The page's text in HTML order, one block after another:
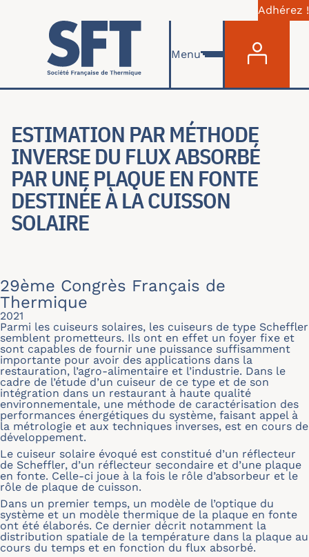
Aller au contenu principal
Adhérez !
Menu
ESTIMATION PAR MÉTHODE
INVERSE DU FLUX ABSORBÉ
PAR UNE PLAQUE EN FONTE
DESTINÉE À LA CUISSON
SOLAIRE
29ème Congrès Français de
Thermique
2021
Parmi les cuiseurs solaires, les cuiseurs de type Scheffler
semblent prometteurs. Ils ont en effet un foyer fixe et
sont capables de fournir une puissance suffisamment
importante pour avoir des applications dans la
restauration, l’agro-alimentaire et l’industrie. Dans le
cadre de l’étude d’un cuiseur de ce type et de son
intégration dans un restaurant à haute qualité
environnementale, une méthode de caractérisation des
performances énergétiques du système, faisant appel à
la métrologie et aux techniques inverses, est en cours de
développement.
Le cuiseur solaire évoqué est constitué d’un réflecteur
de Scheffler, d’un réflecteur secondaire et d’une plaque
en fonte. Celle-ci joue à la fois le rôle d’absorbeur et le
rôle de plaque de cuisson.
Dans un premier temps, un modèle de l’optique du
système et un modèle thermique de la plaque en fonte
ont été élaborés. Ce dernier décrit notamment la
distribution spatiale de la température dans la plaque au
cours du temps et en fonction du flux absorbé.